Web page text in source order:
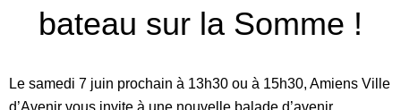
bateau sur la Somme !
Le samedi 7 juin prochain à 13h30 ou à 15h30, Amiens Ville